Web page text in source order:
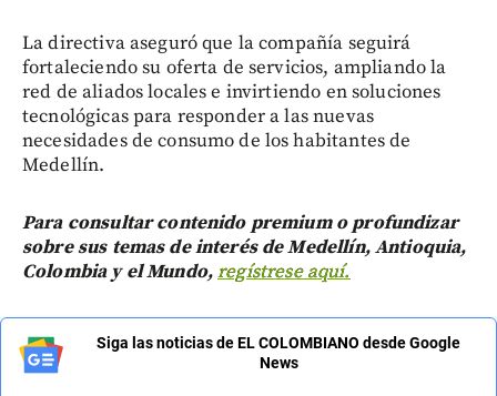
La directiva aseguró que la compañía seguirá
fortaleciendo su oferta de servicios, ampliando la
red de aliados locales e invirtiendo en soluciones
tecnológicas para responder a las nuevas
necesidades de consumo de los habitantes de
Medellín.
Para consultar contenido premium o profundizar
sobre sus temas de interés de Medellín, Antioquia,
Colombia y el Mundo,regístrese aquí.
Siga las noticias de EL COLOMBIANO desde Google
News